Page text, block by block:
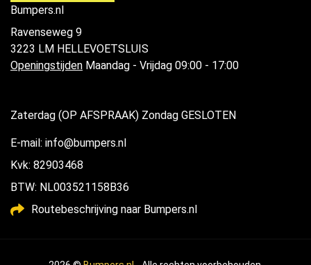
Bumpers.nl
Ravenseweg 9
3223 LM HELLEVOETSLUIS
Openingstijden Maandag - Vrijdag 09:00 - 17:00
Zaterdag (OP AFSPRAAK) Zondag GESLOTEN
E-mail: info@bumpers.nl
Kvk: 82903468
BTW: NL003521158B36
Routebeschrijving naar Bumpers.nl